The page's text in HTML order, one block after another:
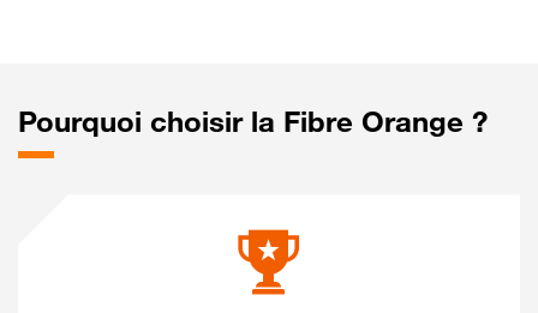
Pourquoi choisir la Fibre Orange ?